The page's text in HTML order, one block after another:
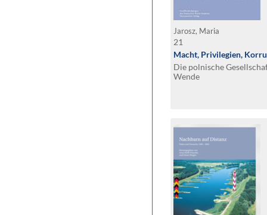
Jarosz, Maria
21
Macht, Privilegien,
Die polnische
Wende